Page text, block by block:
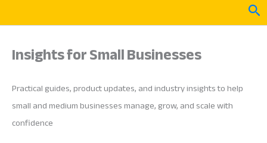
Insights for Small Businesses
Practical guides, product updates, and industry insights to help
small and medium businesses manage, grow, and scale with
confidence